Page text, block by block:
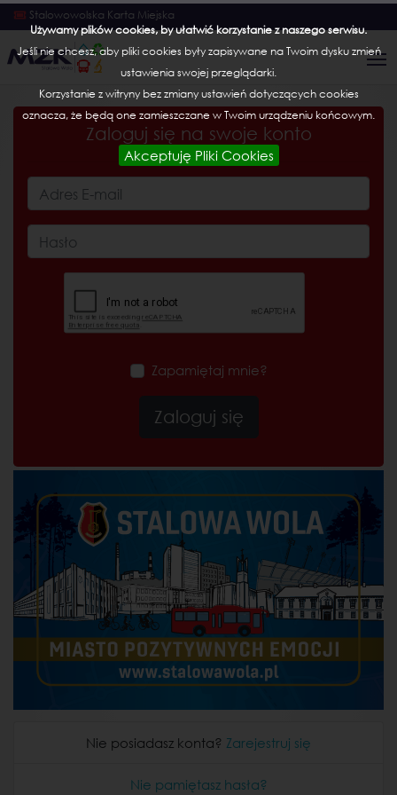
Używamy plików cookies, by ułatwić korzystanie z naszego serwisu.
Jeśli nie chcesz, aby pliki cookies były zapisywane na Twoim dysku zmień
ustawienia swojej przeglądarki.
Korzystanie z witryny bez zmiany ustawień dotyczących cookies
oznacza, że będą one zamieszczane w Twoim urządzeniu końcowym.
Akceptuję Pliki Cookies
Stalowowolska Karta Miejska
Zaloguj się na swoje konto
Zapamiętaj mnie?
Nie posiadasz konta? Zarejestruj się
Nie pamiętasz hasła?